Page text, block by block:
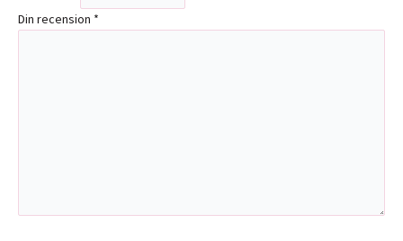
Din recension *